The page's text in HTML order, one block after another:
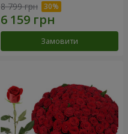
8 799 грн
Замовити